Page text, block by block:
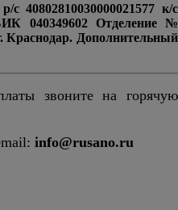
с 40802810030000021577 к/с
040349602 Отделение №
Краснодар. Дополнительный
звоните на горячую
info@rusano.ru